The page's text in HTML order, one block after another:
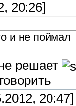
20:26]
и не поймал
решает
20:47]